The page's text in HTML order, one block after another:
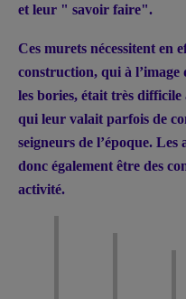
et leur " savoir faire".
Ces murets nécessitent en
construction, qui à
les bories, était très
qui leur valait parfois de
seigneurs de l’époque.
donc également être des
activité.